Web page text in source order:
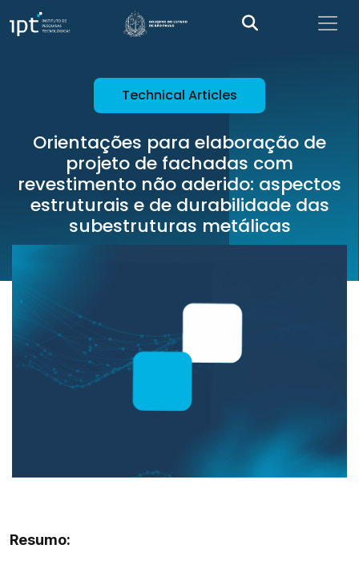
Technical Articles
Orientações para elaboração de
projeto de fachadas com
revestimento não aderido: aspectos
estruturais e de durabilidade das
subestruturas metálicas
Resumo: